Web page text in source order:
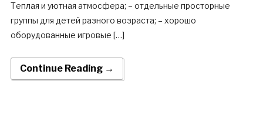
Теплая и уютная атмосфера; – отдельные просторные
группы для детей разного возраста; – хорошо
оборудованные игровые […]
Continue Reading →